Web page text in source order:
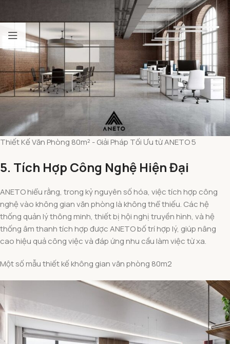
Thiết Kế Văn Phòng 80m² - Giải Pháp Tối Ưu từ ANETO 5
5. Tích Hợp Công Nghệ Hiện Đại
ANETO hiểu rằng, trong kỷ nguyên số hóa, việc tích hợp công
nghệ vào không gian văn phòng là không thể thiếu. Các hệ
thống quản lý thông minh, thiết bị hội nghị truyền hình, và hệ
thống âm thanh tích hợp được ANETO bố trí hợp lý, giúp nâng
cao hiệu quả công việc và đáp ứng nhu cầu làm việc từ xa.
Một số mẫu thiết kế không gian văn phòng 80m2